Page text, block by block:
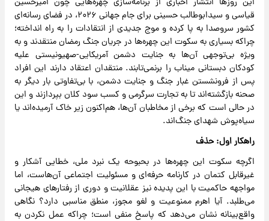
قیاسی و سیدابوطالب حسینی برای جام جهانی ۲۰۲۶، در فضای رسانه‌ای
کشور سروصدا به پا کرده و موج جدیدی از انتقادات را به راه انداخته؛
چراکه بسیاری به سکوت این چهره‌ها در جریان جنگ رمضان منتقدند و به
ویژه بی‌توجهی آن‌ها به جنایت دشمن آمریکایی-صهیونیستی علیه
کودکان دبستانی میناب را برنمی‌تابند. منتقدان اعتقاد دارند این افراد
پس از فرونشستن غبار جنگ و جنایت دشمن، با بی‌تفاوتی بار دیگر به
صحنه بازگشته‌اند تا به تجارت سرگرمی و کسب سود کلان بپردازند و این
در حالی است که برخی از مخاطبان آن‌ها، هم‌اکنون زیر خاک آرمیده‌اند یا
سیاه‌پوش شهدای جنگ‌اند.
راهکار اول: حذف
اگرچه سکوت این چهره‌ها در بحبوحه یک نبرد ملی، خطایی آشکار و
غیرقابل کتمان در کارنامه حرفه‌ای و مسئولیت اجتماعی آن‌هاست، اما
مواجهه حاکمیت با این پدیده نیز عقلانیت و دوری از رفتارهای هیجانی
می‌طلبد. آیا اهرم ممنوعیت و لغو مجوز، منطق مناسبی دارد؟ نگاهی
واقع‌بینانه نشان می‌دهد که پاسخ منفی است؛ چراکه عمل نکردن به